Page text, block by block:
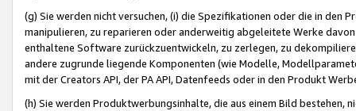
(g) Sie werden nicht versuchen, (i) die Spezifikationen oder die in
manipulieren, zu reparieren oder anderweitig abgeleitete Werke
enthaltene Software zurückzuentwickeln, zu zerlegen, zu
andere zugrunde liegende Komponenten (wie Modelle,
mit der Creators API, der PA API, Datenfeeds oder in den Produkt
(h) Sie werden Produktwerbungsinhalte, die aus einem Bild bestehen,